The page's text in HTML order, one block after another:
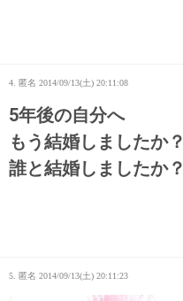
4. 匿名 2014/09/13(土) 20:11:08
5年後の自分へ
もう結婚しましたか？
誰と結婚しましたか？
5. 匿名 2014/09/13(土) 20:11:23